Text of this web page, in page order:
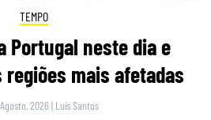
TEMPO
Portugal neste dia e
mais afetadas
2026 | Luís Santos